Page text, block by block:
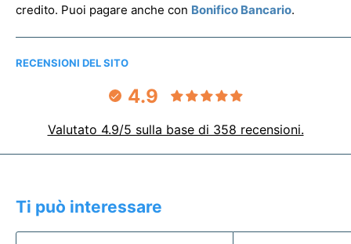
credito. Puoi pagare anche con Bonifico Bancario.
RECENSIONI DEL SITO
4.9
Valutato 4.9/5 sulla base di 358 recensioni.
Ti può interessare